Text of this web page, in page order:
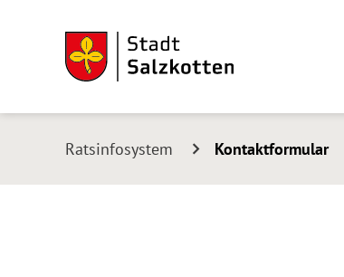
Ratsinfosystem Kontaktformular